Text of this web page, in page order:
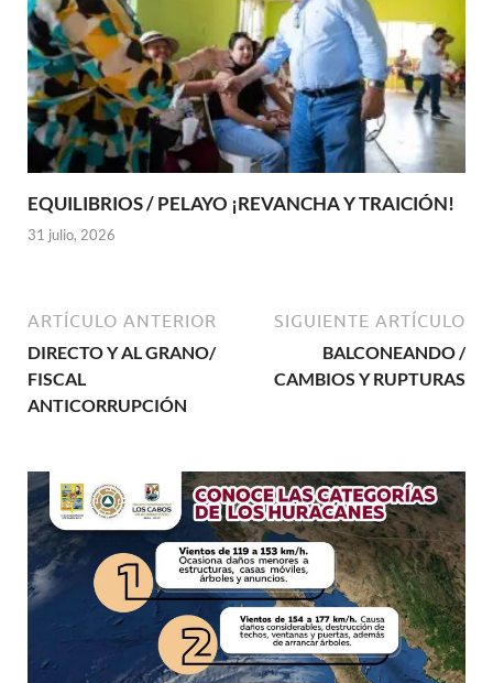
EQUILIBRIOS / PELAYO ¡REVANCHA Y TRAICIÓN!
31 julio, 2026
ARTÍCULO ANTERIOR
DIRECTO Y AL GRANO/
FISCAL
ANTICORRUPCIÓN
SIGUIENTE ARTÍCULO
BALCONEANDO /
CAMBIOS Y RUPTURAS